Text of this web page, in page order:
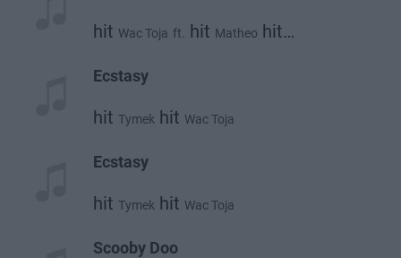
hit Wac Toja ft. hit Matheo hit
Ecstasy
hit Tymek hit Wac Toja
Ecstasy
hit Tymek hit Wac Toja
Scooby Doo